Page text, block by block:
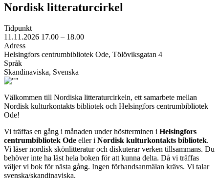
Nordisk litteraturcirkel
Tidpunkt
11.11.2026 17.00 – 18.00
Adress
Helsingfors centrumbibliotek Ode, Tölöviksgatan 4
Språk
Skandinaviska, Svenska
Välkommen till Nordiska litteraturcirkeln, ett samarbete mellan
Nordisk kulturkontakts bibliotek och Helsingfors centrumbibliotek
Ode!
Vi träffas en gång i månaden under höstterminen i Helsingfors
centrumbibliotek Ode eller i Nordisk kulturkontakts bibliotek.
Vi läser nordisk skönlitteratur och diskuterar verken tillsammans. Du
behöver inte ha läst hela boken för att kunna delta. Då vi träffas
väljer vi bok för nästa gång. Ingen förhandsanmälan krävs. Vi talar
svenska/skandinaviska.